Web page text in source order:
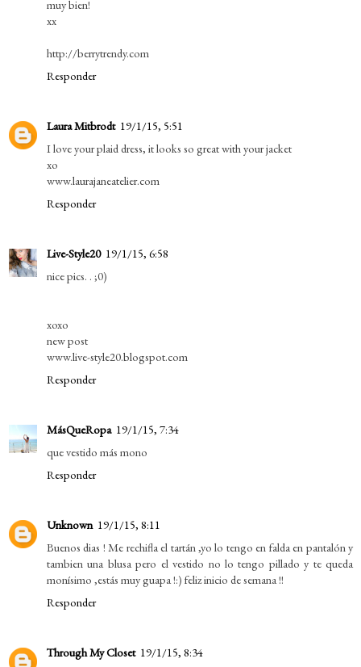
muy bien!
xx
http://berrytrendy.com
Responder
Laura Mitbrodt 19/1/15, 5:51
I love your plaid dress, it looks so great with your jacket
xo
www.laurajaneatelier.com
Responder
Live-Style20 19/1/15, 6:58
nice pics. . ;0)
xoxo
new post
www.live-style20.blogspot.com
Responder
MásQueRopa 19/1/15, 7:34
que vestido más mono
Responder
Unknown 19/1/15, 8:11
Buenos dias ! Me rechifla el tartán ,yo lo tengo en falda en pantalón y
tambien una blusa pero el vestido no lo tengo pillado y te queda
monísimo ,estás muy guapa !:) feliz inicio de semana !!
Responder
Through My Closet 19/1/15, 8:34